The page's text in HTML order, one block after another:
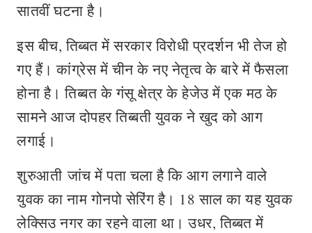
सातवीं घटना है।
इस बीच, तिब्बत में सरकार विरोधी प्रदर्शन भी तेज हो
गए हैं। कांग्रेस में चीन के नए नेतृत्व के बारे में फैसला
होना है। तिब्बत के गंसू क्षेत्र के हेजेउ में एक मठ के
सामने आज दोपहर तिब्बती युवक ने खुद को आग
लगाई।
शुरुआती जांच में पता चला है कि आग लगाने वाले
युवक का नाम गोनपो सेरिंग है। 18 साल का यह युवक
लेक्सिउ नगर का रहने वाला था। उधर, तिब्बत में